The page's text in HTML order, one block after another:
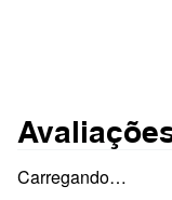
Carregando…